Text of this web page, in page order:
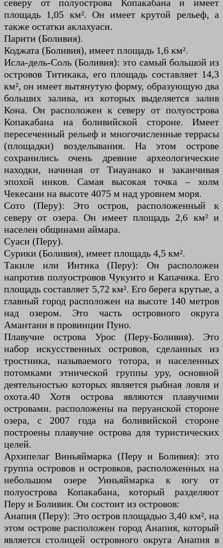
северу от полуострова Копакабана и имеет
площадь 1,05 км². Он имеет крутой рельеф, а
также остатки аклахуаси.
Парити (Боливия).
Коджата (Боливия), имеет площадь 1,6 км².
Исла-дель-Соль (Боливия): это самый большой из
островов Титикака, его площадь составляет 14,3
км², он имеет вытянутую форму, образующую два
больших залива, из которых выделяется залив
Кона. Он расположен к северу от полуострова
Копакабана на боливийской стороне. Имеет
пересеченный рельеф и многочисленные террасы
(площадки) возделывания. На этом острове
сохранились очень древние археологические
находки, начиная от Тиауанако и заканчивая
эпохой инков. Самая высокая точка – холм
Чекесани на высоте 4075 м над уровнем моря.
Сото (Перу): Это остров, расположенный к
северу от озера. Он имеет площадь 2,6 км² и
населен общинами аймара.
Суаси (Перу).
Сурики (Боливия), имеет площадь 4,5 км².
Такиле или Интика (Перу): Он расположен
напротив полуостровов Чукуито и Капачика. Его
площадь составляет 5,72 км². Его берега крутые, а
главный город расположен на высоте 140 метров
над озером. Это часть островного округа
Амантани в провинции Пуно.
Плавучие острова Урос (Перу-Боливия). Это
набор искусственных островов, сделанных из
тростника, называемого тотора, и населенных
потомками этнической группы уру, основной
деятельностью которых является рыбная ловля и
охота.40 Хотя острова являются плавучими
островами. расположены на перуанской стороне
озера, с 2007 года на боливийской стороне
построены плавучие острова для туристических
целей.
Архипелаг Виньяймарка (Перу и Боливия): это
группа островов и островков, расположенных на
небольшом озере Уиньяймарка к югу от
полуострова Копакабана, который разделяют
Перу и Боливия. Он состоит из островов:
Анапия (Перу): Это остров площадью 3,40 км², на
этом острове расположен город Анапия, который
является столицей островного округа Анапия в